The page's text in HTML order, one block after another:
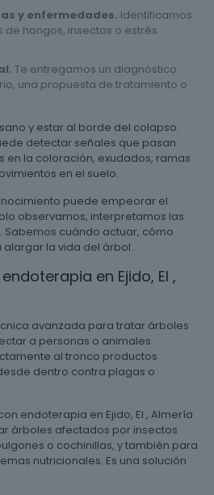
y enfermedades. Identificamos
hongos, insectos o estrés
Te entregamos un diagnóstico
una propuesta de tratamiento o
y estar al borde del colapso.
detectar señales que pasan
la coloración, exudados, ramas
en el suelo.
puede empeorar el
observamos, interpretamos las
cuándo actuar, cómo
la vida del árbol.
en Ejido, El ,
avanzada para tratar árboles
a personas o animales.
al tronco productos
dentro contra plagas o
endoterapia en Ejido, El , Almería
árboles afectados por insectos
o cochinillas, y también para
nutricionales. Es una solución